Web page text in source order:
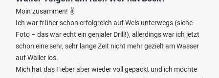
Moin zusammen! ✌️
Ich war früher schon erfolgreich auf Wels unterwegs (siehe
Foto – das war echt ein genialer Drill!), allerdings war ich jetzt
schon eine sehr, sehr lange Zeit nicht mehr gezielt am Wasser
auf Waller los.
Mich hat das Fieber aber wieder voll gepackt und ich möchte